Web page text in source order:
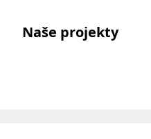
Naše projekty